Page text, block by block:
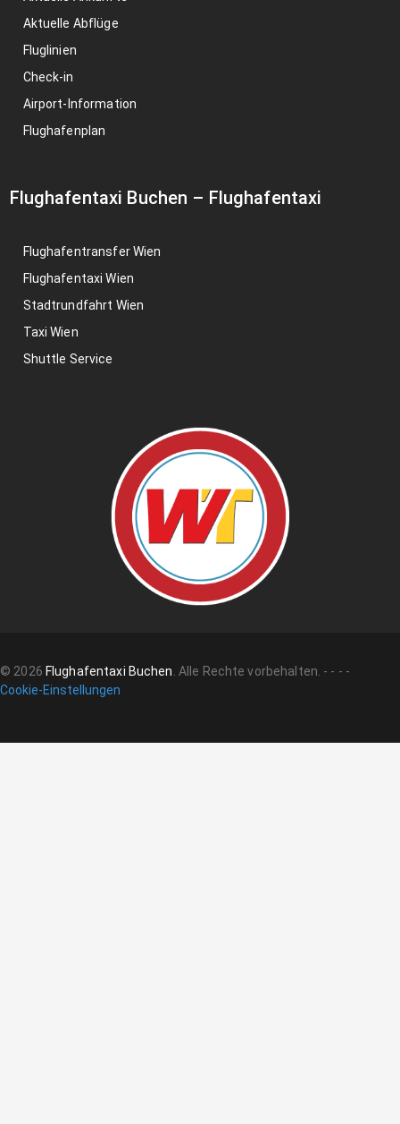
Aktuelle Abflüge
Fluglinien
Check-in
Airport-Information
Flughafenplan
Flughafentaxi Buchen – Flughafentaxi
Flughafentransfer Wien
Flughafentaxi Wien
Stadtrundfahrt Wien
Taxi Wien
Shuttle Service
© 2026 Flughafentaxi Buchen. Alle Rechte vorbehalten. - - - -
Cookie-Einstellungen